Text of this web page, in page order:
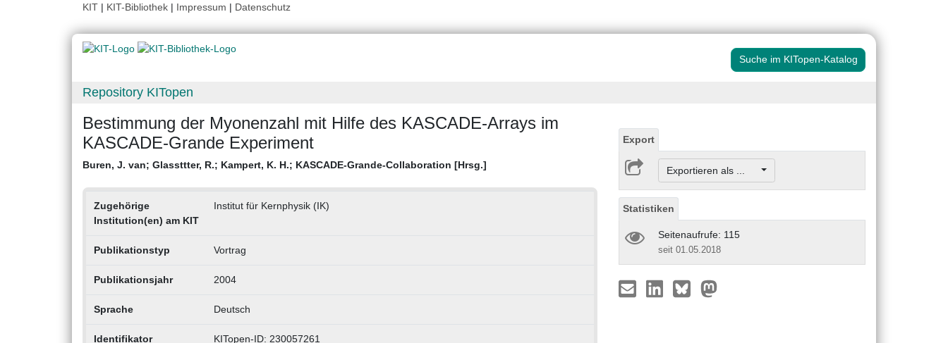
KIT | KIT-Bibliothek | Impressum | Datenschutz
Suche im KITopen-Katalog
Repository KITopen
Bestimmung der Myonenzahl mit Hilfe des KASCADE-Arrays im
KASCADE-Grande Experiment
Buren, J. van; Glassttter, R.; Kampert, K. H.; KASCADE-Grande-Collaboration [Hrsg.]
Zugehörige
Institution(en) am KIT
Institut für Kernphysik (IK)
Publikationstyp Vortrag
Publikationsjahr 2004
Sprache Deutsch
Identifikator KITopen-ID: 230057261
Export
Exportieren als ...
Statistiken
Seitenaufrufe: 115
seit 01.05.2018